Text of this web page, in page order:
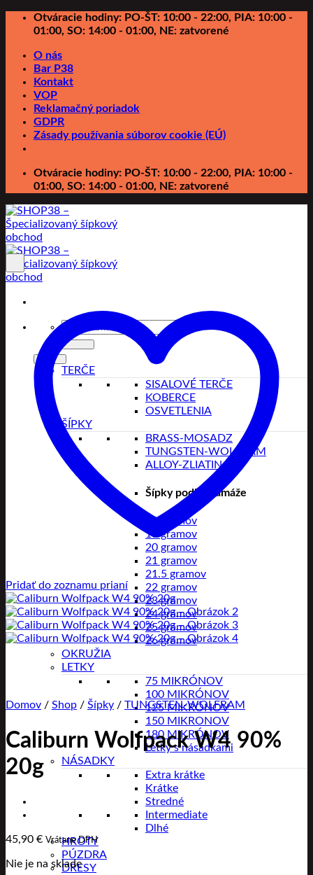
PreskočiťOtváracie hodiny: PO-ŠT: 10:00 - 22:00, PIA: 10:00 -
01:00, SO: 14:00 - 01:00, NE: zatvorené
O nás
Bar P38
Kontakt
VOP
Reklamačný poriadok
GDPR
Zásady používania súborov cookie (EÚ)
Otváracie hodiny: PO-ŠT: 10:00 - 22:00, PIA: 10:00 -
01:00, SO: 14:00 - 01:00, NE: zatvorené
Hľadať:
TERČE
SISALOVÉ TERČE
KOBERCE
OSVETLENIA
ŠÍPKY
BRASS-MOSADZ
TUNGSTEN-WOLFRAM
ALLOY-ZLIATINA
Šípky podľa gramáže
18 gramov
19 gramov
20 gramov
21 gramov
21.5 gramov
22 gramov
23 gramov
24 gramov
25 gramov
26 gramov
OKRUŽIA
LETKY
75 MIKRÓNOV
100 MIKRÓNOV
125 MIKRÓNOV
150 MIKRONOV
180 MIKRÓNOV
Letky s násadkami
NÁSADKY
Extra krátke
Krátke
Stredné
Intermediate
Dlhé
HROTY
PÚZDRA
DRESY
Pridať do zoznamu prianí
Domov / Shop / Šípky / TUNGSTEN-WOLFRAM
Caliburn Wolfpack W4 90%
20g
45,90 € Vrátane DPH
Nie je na sklade